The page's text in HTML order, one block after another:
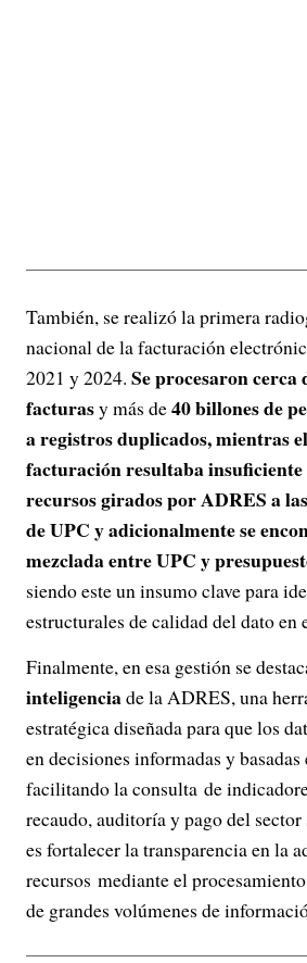
También, se realizó la primera
nacional de la facturación
2021 y 2024. Se procesaron cerca
facturasy más de40 billones de
a registros duplicados, mientras
facturación resultaba
recursos girados por ADRES a
de UPC y adicionalmente se
mezclada entre UPC y
siendo este un insumo clave para
estructurales de calidad del dato en
Finalmente, en esa gestión se
inteligenciade la ADRES, una
estratégica diseñada para que los
en decisiones informadas y
facilitando la consulta de
recaudo, auditoría y pago del
es fortalecer la transparencia en la
recursos mediante el
de grandes volúmenes de